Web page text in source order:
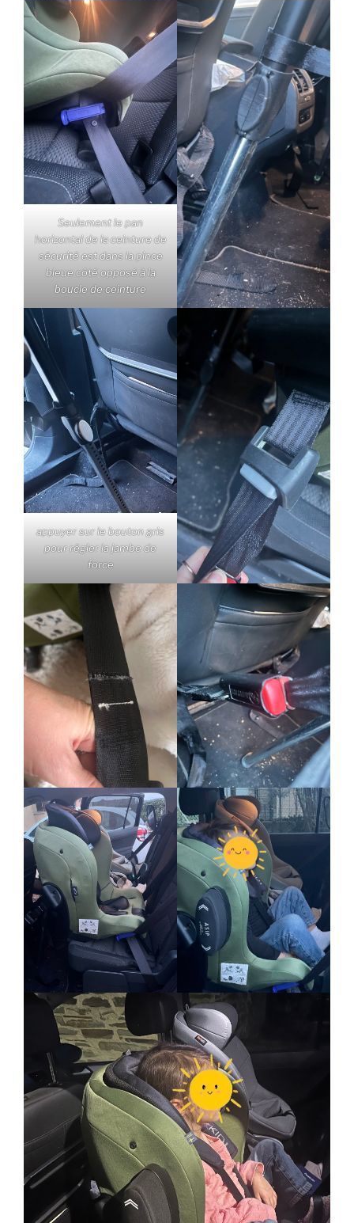
Seulement le pan
horizontal de la ceinture de
sécurité est dans la pince
bleue côté opposé à la
boucle de ceinture
appuyer sur le bouton gris
pour régler la jambe de
force